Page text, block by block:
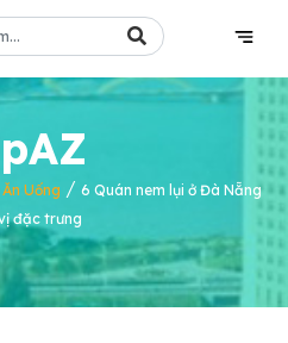
Uống / 6 Quán nem lụi ở Đà Nẵng
đặc trưng